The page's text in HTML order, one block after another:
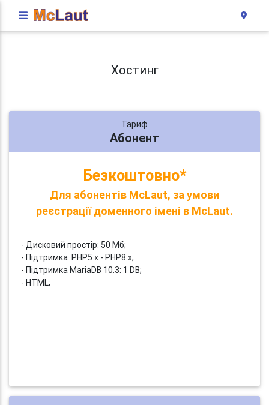
Хостинг
Тариф
Абонент
Безкоштовно*
Для абонентів McLaut, за умови
реєстрації доменного імені в McLaut.
- Дисковий простір: 50 Мб;
- Підтримка PHP5.x - PHP8.x;
- Підтримка MariaDB 10.3: 1 DB;
- HTML;